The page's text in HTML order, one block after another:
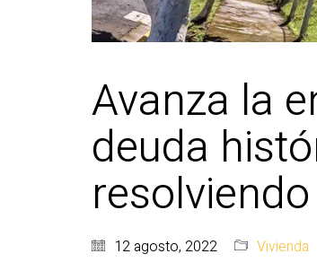
Avanza la
deuda
resolviendo
12 agosto, 2022 Vivienda